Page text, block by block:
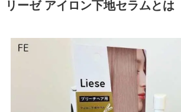
リーゼ アイロン下地セラムとは